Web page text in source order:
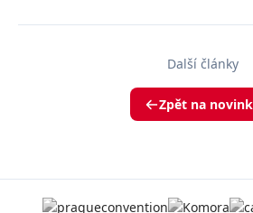
Další články
Zpět na